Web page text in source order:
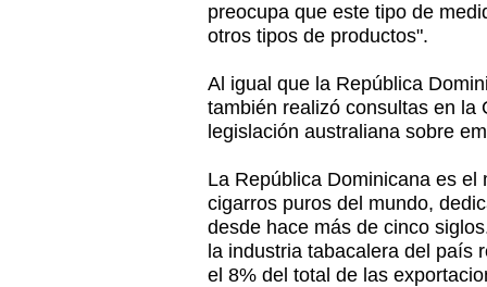
preocupa que este tipo de
otros tipos de productos".
Al igual que la República
también realizó consultas en la
legislación australiana sobre
La República Dominicana es el
cigarros puros del mundo,
desde hace más de cinco
la industria tabacalera del país
el 8% del total de las